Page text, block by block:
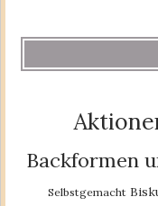
Backformen
Selbstgemacht